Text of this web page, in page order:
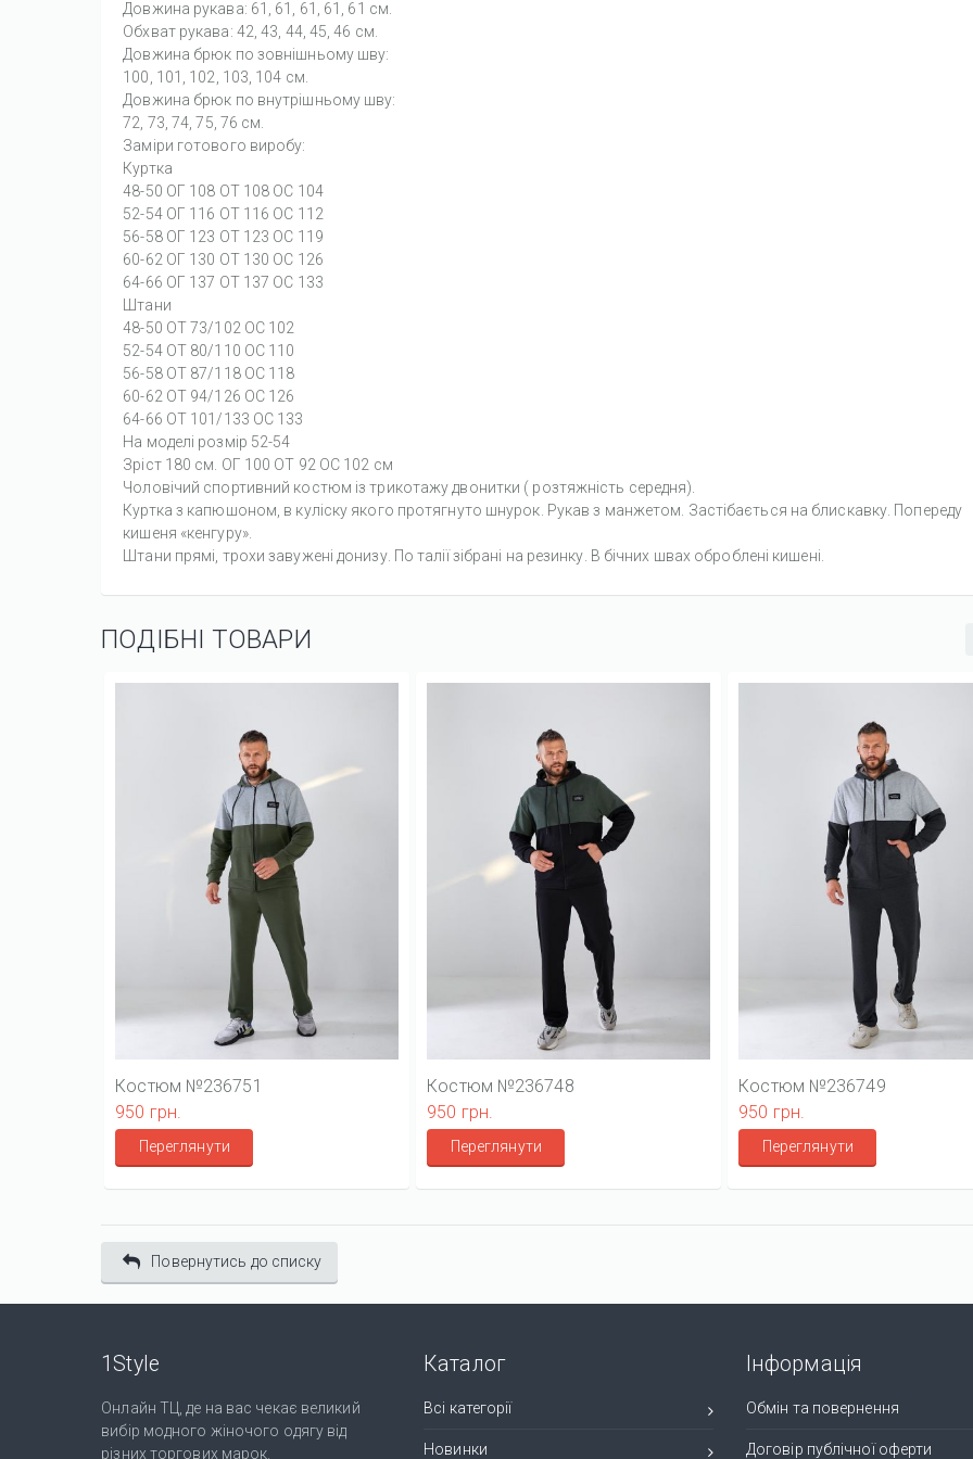
Довжина рукава: 61, 61, 61, 61, 61 см.
Обхват рукава: 42, 43, 44, 45, 46 см.
Довжина брюк по зовнішньому шву:
100, 101, 102, 103, 104 см.
Довжина брюк по внутрішньому шву:
72, 73, 74, 75, 76 см.
Заміри готового виробу:
Куртка
48-50 ОГ 108 ОТ 108 ОC 104
52-54 ОГ 116 ОТ 116 ОC 112
56-58 ОГ 123 ОТ 123 ОC 119
60-62 ОГ 130 ОТ 130 ОC 126
64-66 ОГ 137 ОТ 137 ОC 133
Штани
48-50 ОТ 73/102 ОC 102
52-54 ОТ 80/110 ОC 110
56-58 ОТ 87/118 ОC 118
60-62 ОТ 94/126 ОC 126
64-66 ОТ 101/133 ОC 133
На моделі розмір 52-54
Зріст 180 см. ОГ 100 ОТ 92 ОС 102 см
Чоловічий спортивний костюм із трикотажу двонитки ( розтяжність середня).
Куртка з капюшоном, в куліску якого протягнуто шнурок. Рукав з манжетом. Застібається на блискавку. Попереду
кишеня «кенгуру».
Штани прямі, трохи завужені донизу. По талії зібрані на резинку. В бічних швах оброблені кишені.
ПОДІБНІ ТОВАРИ
Костюм №236751
950 грн.
Переглянути
Костюм №236748
950 грн.
Переглянути
Костюм №236749
950 грн.
Переглянути
Повернутись до списку
1Style
Онлайн ТЦ, де на вас чекає великий
вибір модного жіночого одягу від
різних торгових марок.
Каталог
Всі категорії
Новинки
Інформація
Обмін та повернення
Договір публічної оферти